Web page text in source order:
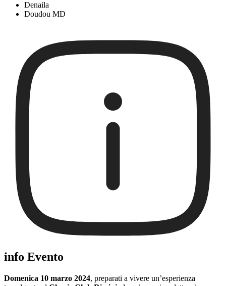
Denaila
Doudou MD
info Evento
Domenica 10 marzo 2024, preparati a vivere un’esperienza